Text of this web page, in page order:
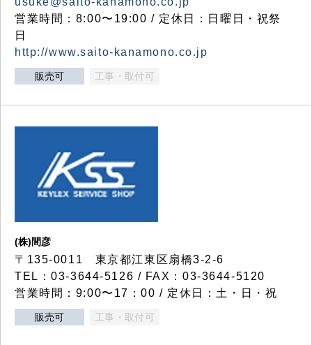
営業時間：8:00〜19:00 / 定休日：日曜日・祝祭
日
http://www.saito-kanamono.co.jp
販売可 工事・取付可
(株)間彦
〒135-0011 東京都江東区扇橋3-2-6
TEL：03-3644-5126 / FAX：03-3644-5120
営業時間：9:00〜17：00 / 定休日：土・日・祝
販売可 工事・取付可